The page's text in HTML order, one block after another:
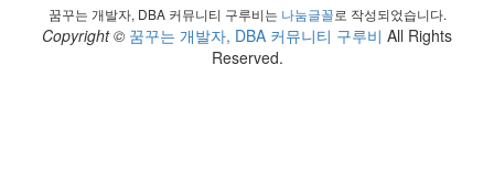
꿈꾸는 개발자, DBA 커뮤니티 구루비는 나눔글꼴로 작성되었습니다.
Copyright © 꿈꾸는 개발자, DBA 커뮤니티 구루비 All Rights
Reserved.